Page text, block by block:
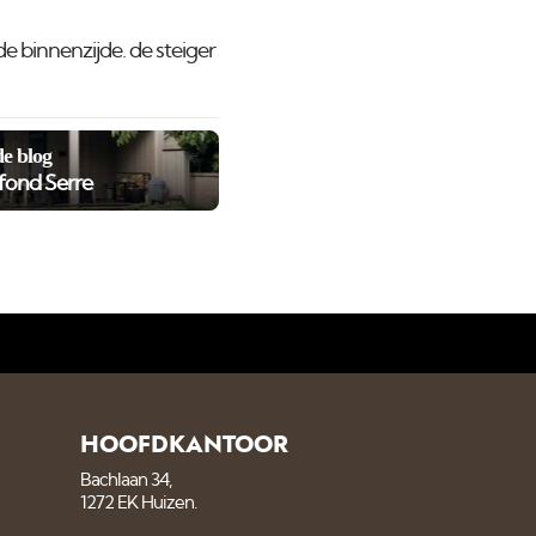
binnenzijde. de steiger
blog
Serre
HOOFDKANTOOR
Bachlaan 34,
1272 EK Huizen.